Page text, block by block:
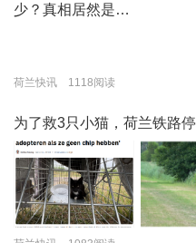
少？真相居然是…
荷兰快讯 1118阅读
为了救3只小猫，荷兰铁路